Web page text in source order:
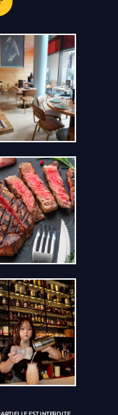
EST INTERDITE.